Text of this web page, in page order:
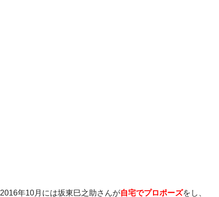
2016年10月には坂東巳之助さんが自宅でプロポーズをし、